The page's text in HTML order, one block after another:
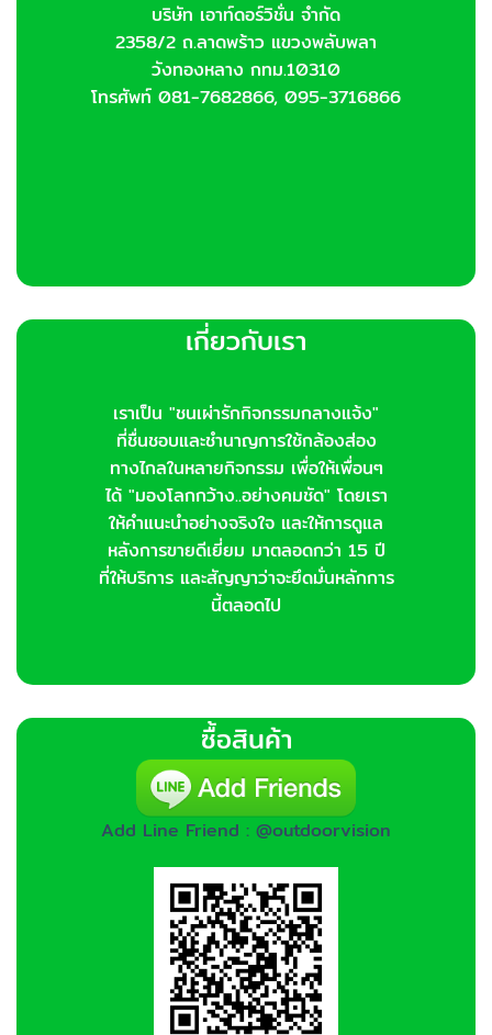
บริษัท เอาท์ดอร์วิชั่น จำกัด
2358/2 ถ.ลาดพร้าว แขวงพลับพลา
วังทองหลาง กทม.10310
โทรศัพท์ 081-7682866, 095-3716866
เกี่ยวกับเรา
เราเป็น "ชนเผ่ารักกิจกรรมกลางแจ้ง"
ที่ชื่นชอบและชำนาญการใช้กล้องส่อง
ทางไกลในหลายกิจกรรม เพื่อให้เพื่อนๆ
ได้ "มองโลกกว้าง..อย่างคมชัด" โดยเรา
ให้คำแนะนำอย่างจริงใจ และให้การดูแล
หลังการขายดีเยี่ยม มาตลอดกว่า 15 ปี
ที่ให้บริการ และสัญญาว่าจะยึดมั่นหลักการ
นี้ตลอดไป
ซื้อสินค้า
Add Line Friend : @outdoorvision